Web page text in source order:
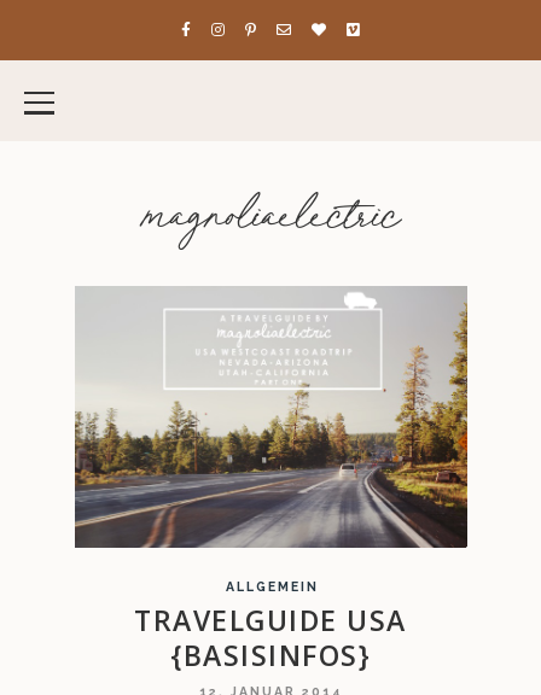
magnoliaelectric
ALLGEMEIN
TRAVELGUIDE USA
{BASISINFOS}
12. JANUAR 2014